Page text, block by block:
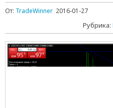
От: TradeWinner 2016-01-27
Рубрика: